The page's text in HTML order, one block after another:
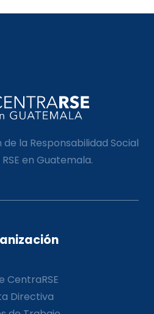
la Responsabilidad Social
en Guatemala.
CentraRSE
Directiva